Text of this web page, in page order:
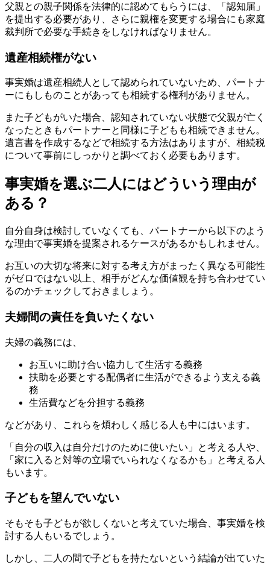
父親との親子関係を法律的に認めてもらうには、「認知届」
を提出する必要があり、さらに親権を変更する場合にも家庭
裁判所で必要な手続きをしなければなりません。
遺産相続権がない
事実婚は遺産相続人として認められていないため、パートナ
ーにもしものことがあっても相続する権利がありません。
また子どもがいた場合、認知されていない状態で父親が亡く
なったときもパートナーと同様に子どもも相続できません。
遺言書を作成するなどで相続する方法はありますが、相続税
について事前にしっかりと調べておく必要もあります。
事実婚を選ぶ二人にはどういう理由が
ある？
自分自身は検討していなくても、パートナーから以下のよう
な理由で事実婚を提案されるケースがあるかもしれません。
お互いの大切な将来に対する考え方がまったく異なる可能性
がゼロではない以上、相手がどんな価値観を持ち合わせてい
るのかチェックしておきましょう。
夫婦間の責任を負いたくない
夫婦の義務には、
お互いに助け合い協力して生活する義務
扶助を必要とする配偶者に生活ができるよう支える義
務
生活費などを分担する義務
などがあり、これらを煩わしく感じる人も中にはいます。
「自分の収入は自分だけのために使いたい」と考える人や、
「家に入ると対等の立場でいられなくなるかも」と考える人
もいます。
子どもを望んでいない
そもそも子どもが欲しくないと考えていた場合、事実婚を検
討する人もいるでしょう。
しかし、二人の間で子どもを持たないという結論が出ていた